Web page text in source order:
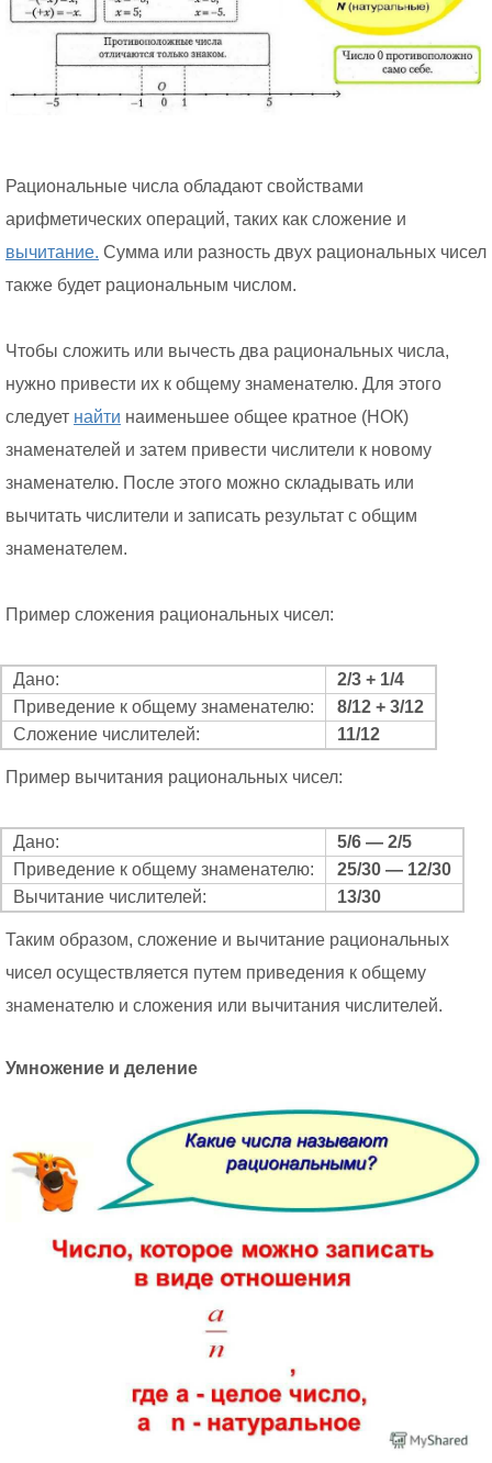
Рациональные числа обладают свойствами
арифметических операций, таких как сложение и
вычитание. Сумма или разность двух рациональных чисел
также будет рациональным числом.
Чтобы сложить или вычесть два рациональных числа,
нужно привести их к общему знаменателю. Для этого
следует найти наименьшее общее кратное (НОК)
знаменателей и затем привести числители к новому
знаменателю. После этого можно складывать или
вычитать числители и записать результат с общим
знаменателем.
Пример сложения рациональных чисел:
Дано:
2/3 + 1/4
Приведение к общему знаменателю:
8/12 + 3/12
Сложение числителей:
11/12
Пример вычитания рациональных чисел:
Дано:
5/6 — 2/5
Приведение к общему знаменателю:
25/30 — 12/30
Вычитание числителей:
13/30
Таким образом, сложение и вычитание рациональных
чисел осуществляется путем приведения к общему
знаменателю и сложения или вычитания числителей.
Умножение и деление